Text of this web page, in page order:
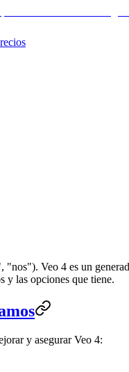
Veo 4 es un
y las opciones que tiene.
y asegurar Veo 4: